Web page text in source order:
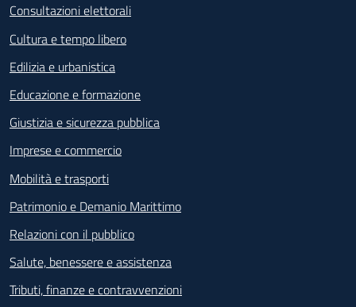
Consultazioni elettorali
Cultura e tempo libero
Edilizia e urbanistica
Educazione e formazione
Giustizia e sicurezza pubblica
Imprese e commercio
Mobilità e trasporti
Patrimonio e Demanio Marittimo
Relazioni con il pubblico
Salute, benessere e assistenza
Tributi, finanze e contravvenzioni